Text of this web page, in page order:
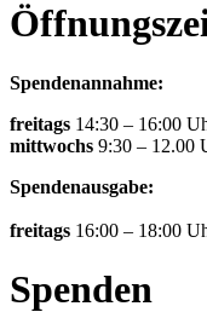
Spendenannahme:
freitags 14:30 – 16:00
mittwochs 9:30 – 12.00
Spendenausgabe:
freitags 16:00 – 18:00
Spenden